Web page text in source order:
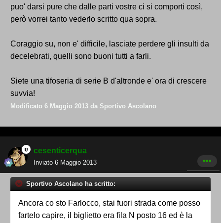
puo' darsi pure che dalle parti vostre ci si comporti così,
però vorrei tanto vederlo scritto qua sopra.
Coraggio su, non e' difficile, lasciate perdere gli insulti da
decelebrati, quelli sono buoni tutti a farli.
Siete una tifoseria di serie B d'altronde e' ora di crescere
suvvia!
Modificato 6 Maggio 2013 da Sportivo Ascolano
cesenticerqua
Inviato 6 Maggio 2013
Sportivo Ascolano ha scritto:
Ancora co sto Farlocco, stai fuori strada come posso
fartelo capire, il biglietto era fila N posto 16 ed è la